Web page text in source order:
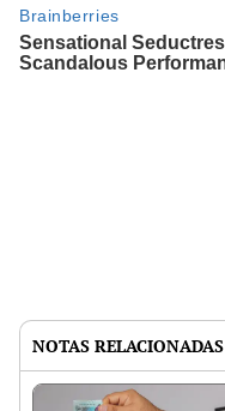
NOTAS RELACIONADAS